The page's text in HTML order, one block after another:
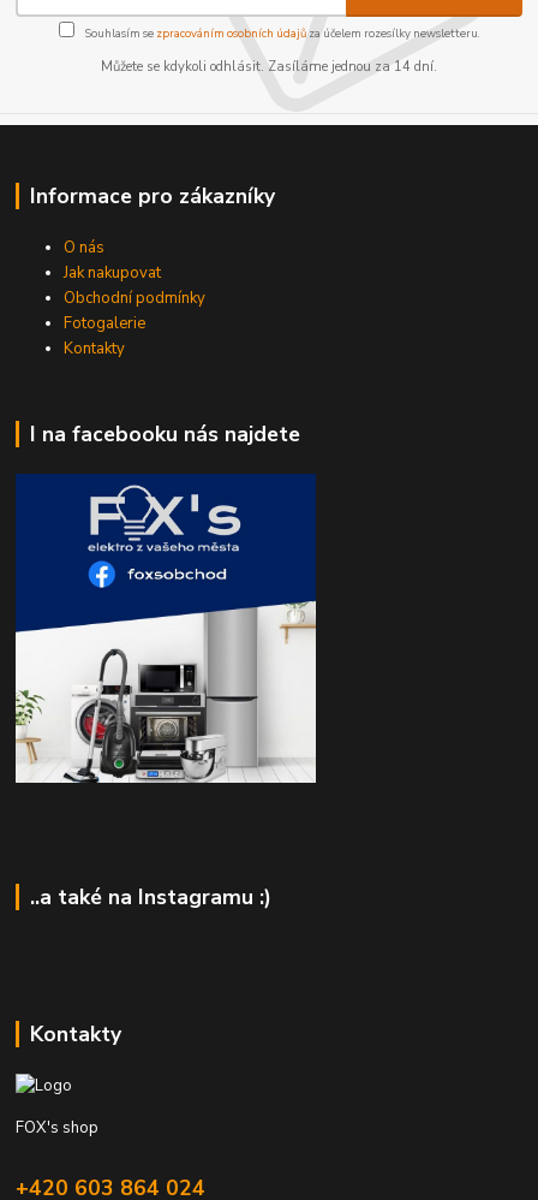
Souhlasím se zpracováním osobních údajůza účelem rozesílky newsletteru.
Můžete se kdykoli odhlásit. Zasíláme jednou za 14 dní.
Informace pro zákazníky
O nás
Jak nakupovat
Obchodní podmínky
Fotogalerie
Kontakty
I na facebooku nás najdete
..a také na Instagramu :)
Kontakty
FOX's shop
+420 603 864 024